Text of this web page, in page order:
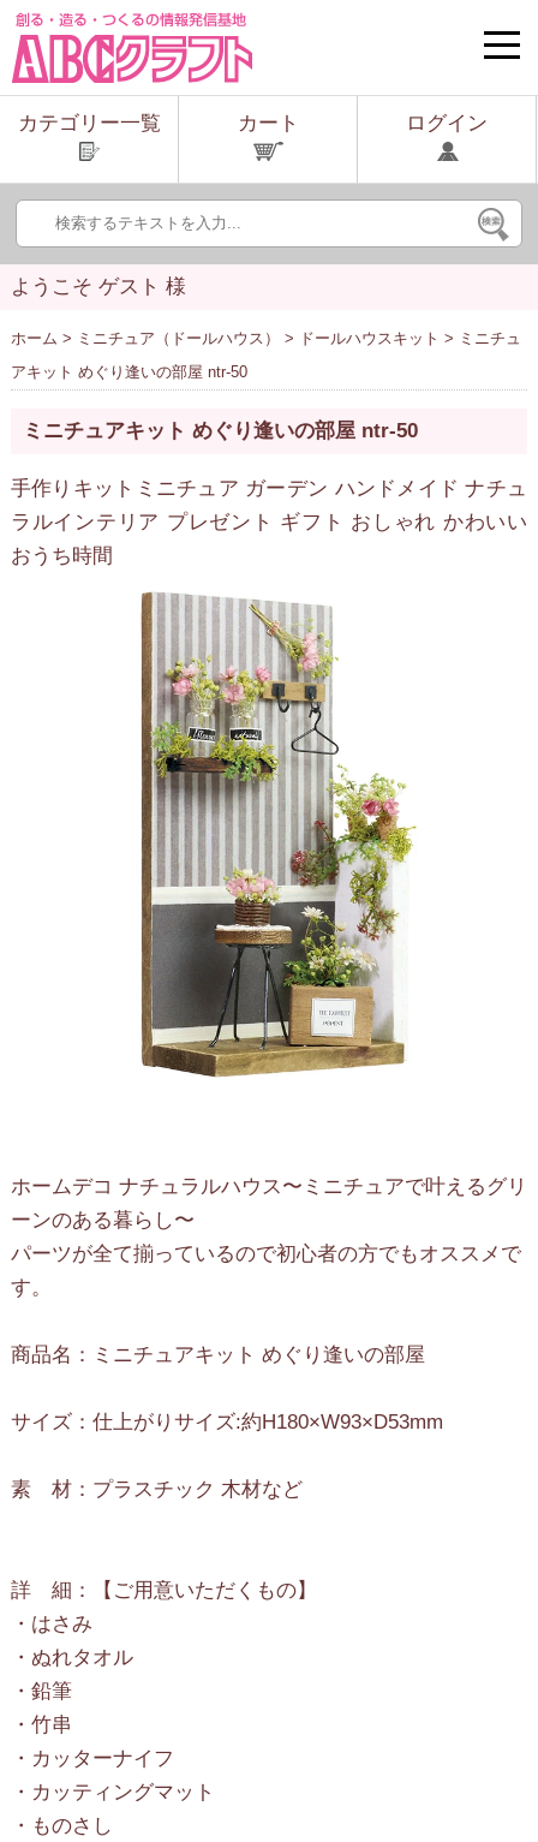
toggle
カテゴリー一覧
カート ログイン
ようこそ ゲスト 様
ホーム > ミニチュア（ドールハウス） > ドールハウスキット > ミニチュ
アキット めぐり逢いの部屋 ntr-50
ミニチュアキット めぐり逢いの部屋 ntr-50
手作りキットミニチュア ガーデン ハンドメイド ナチュ
ラルインテリア プレゼント ギフト おしゃれ かわいい
おうち時間
ホームデコ ナチュラルハウス〜ミニチュアで叶えるグリ
ーンのある暮らし〜
パーツが全て揃っているので初心者の方でもオススメで
す。
商品名：ミニチュアキット めぐり逢いの部屋
サイズ：仕上がりサイズ:約H180×W93×D53mm
素 材：プラスチック 木材など
詳 細：【ご用意いただくもの】
・はさみ
・ぬれタオル
・鉛筆
・竹串
・カッターナイフ
・カッティングマット
・ものさし